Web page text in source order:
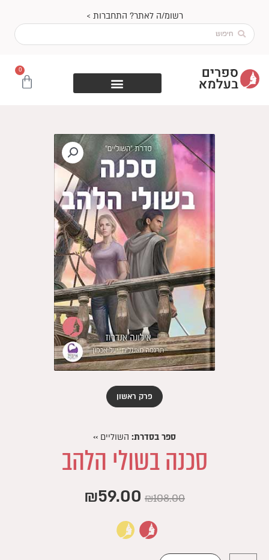
רשומ/ה לאתר? התחברות >
Search
0
עגלת
פרק ראשון
ספר בסדרת: השוליים ››
סכנה בשולי הלהב
₪108.00
המחיר
היה:
₪59.00